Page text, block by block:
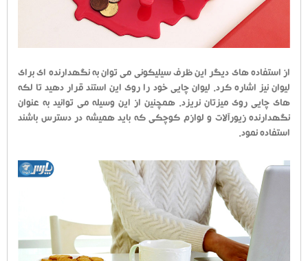
از استفاده های دیگر این ظرف سیلیکونی می توان به نگهدارنده ای برای
لیوان نیز اشاره کرد. لیوان چایی خود را روی این استند قرار دهید تا لکه
های چایی روی میزتان نریزد. همچنین از این وسیله می توانید به عنوان
نگهدارنده زیورآلات و لوازم کوچکی که باید همیشه در دسترس باشند
استفاده نمود.